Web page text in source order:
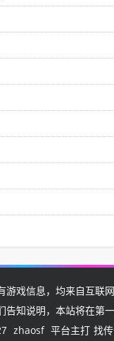
游戏信息，均来自互联
告知说明，本站将在第一
zhaosf 平台主打 找